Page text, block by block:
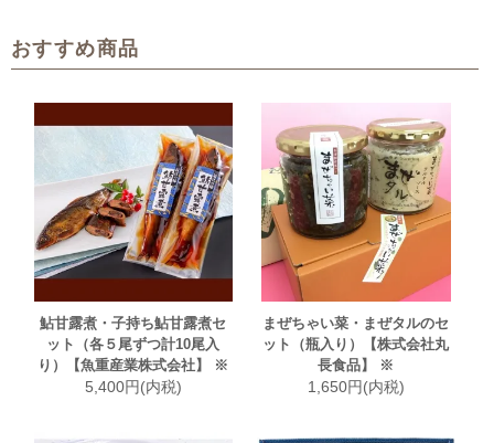
おすすめ商品
鮎甘露煮・子持ち鮎甘露煮セ
ット（各５尾ずつ計10尾入
り）【魚重産業株式会社】 ※
5,400円(内税)
まぜちゃい菜・まぜタルのセ
ット（瓶入り）【株式会社丸
長食品】 ※
1,650円(内税)